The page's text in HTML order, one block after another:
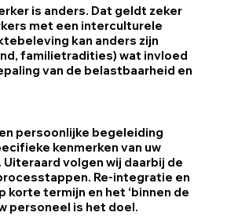
is anders. Dat geldt zeker
met een interculturele
kan anders zijn
familietradities) wat invloed
van de belastbaarheid en
persoonlijke begeleiding
kenmerken van uw
volgen wij daarbij de
Re-integratie en
korte termijn en het ‘binnen de
personeel is het doel.